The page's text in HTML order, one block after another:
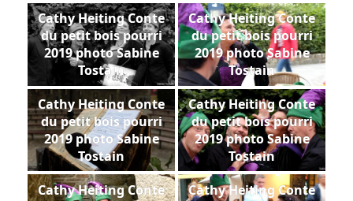
Cathy Heiting Conte
du petit bois pourri
2019 photo Sabine
Tostain
Cathy Heiting Conte
du petit bois pourri
2019 photo Sabine
Tostain
Cathy Heiting Conte
du petit bois pourri
2019 photo Sabine
Tostain
Cathy Heiting Conte
du petit bois pourri
2019 photo Sabine
Tostain
Cathy Heiting Conte
Cathy Heiting Conte